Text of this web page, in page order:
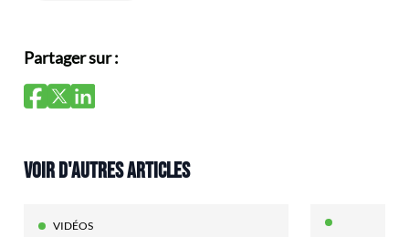
Partager sur :
VOIR D'AUTRES ARTICLES
VIDÉOS